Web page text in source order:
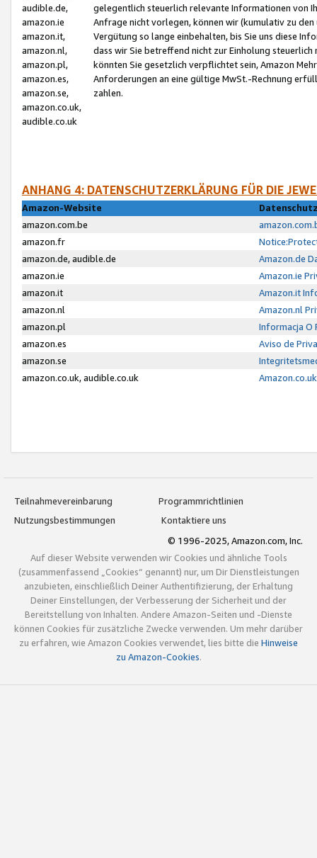
audible.de,
amazon.ie
amazon.it,
amazon.nl,
amazon.pl,
amazon.es,
amazon.se,
amazon.co.uk,
audible.co.uk
gelegentlich steuerlich relevante Informationen von
Anfrage nicht vorlegen, können wir (kumulativ zu
Vergütung so lange einbehalten, bis Sie uns diese
dass wir Sie betreffend nicht zur Einholung
könnten Sie gesetzlich verpflichtet sein, Amazon
Anforderungen an eine gültige MwSt.-Rechnung
zahlen.
ANHANG 4: DATENSCHUTZERKLÄRUNG FÜR DIE
Amazon-Website
amazon.com.be
amazon.fr
amazon.de, audible.de
Amazon.de
amazon.ie
Amazon.ie
amazon.it
Amazon.it
amazon.nl
Amazon.nl
amazon.pl
Informacja O
amazon.es
Aviso de
amazon.se
amazon.co.uk, audible.co.uk
Teilnahmevereinbarung
Programmrichtlinien
Nutzungsbestimmungen
Kontaktiere uns
© 1996-2025, Amazon.com, Inc.
Auf dieser Website verwenden wir Cookies und ähnliche Tools
(zusammenfassend „Cookies“ genannt) nur, um Dir Dienstleistungen
anzubieten, einschließlich Deiner Authentifizierung, der Erhaltung
Deiner Einstellungen, der Verbesserung der Sicherheit und der
Bereitstellung von Inhalten. Andere Amazon-Seiten und -Dienste
können Cookies für zusätzliche Zwecke verwenden. Um mehr darüber
zu erfahren, wie Amazon Cookies verwendet, lies bitte die Hinweise
zu Amazon-Cookies.